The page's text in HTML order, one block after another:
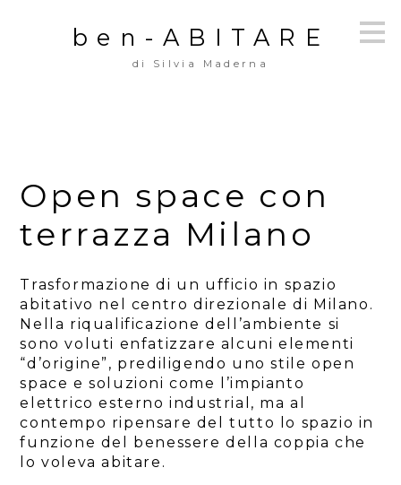
ben-ABITARE
di Silvia Maderna
Open space con
terrazza Milano
Trasformazione di un ufficio in spazio
abitativo nel centro direzionale di Milano.
Nella riqualificazione dell’ambiente si
sono voluti enfatizzare alcuni elementi
“d’origine”, prediligendo uno stile open
space e soluzioni come l’impianto
elettrico esterno industrial, ma al
contempo ripensare del tutto lo spazio in
funzione del benessere della coppia che
lo voleva abitare.